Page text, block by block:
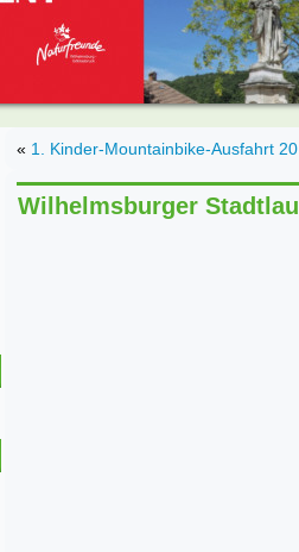
« 1. Kinder-Mountainbike-Ausfahrt
Wilhelmsburger